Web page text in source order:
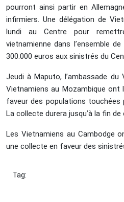
pourront ainsi partir en
infirmiers. Une délégation de
lundi au Centre pour
vietnamienne dans l’ensemble
300.000 euros aux sinistrés du
Jeudi à Maputo, l’ambassade
Vietnamiens au Mozambique
faveur des populations touchées
La collecte durera jusqu’à la fin
Les Vietnamiens au Cambodge
une collecte en faveur des
Tag: